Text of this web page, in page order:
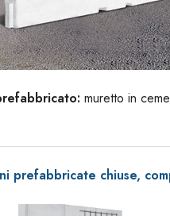
muretto in
prefabbricate chiuse,